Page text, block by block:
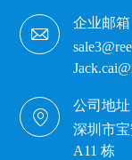
企业邮箱
公司地址
深圳市
A11 栋